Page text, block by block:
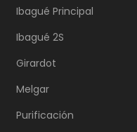
Ibagué Principal
Ibagué 2S
Girardot
Melgar
Purificación